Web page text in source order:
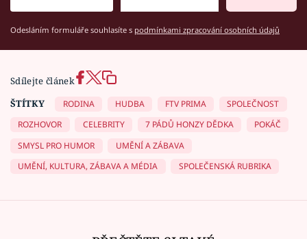
Odesláním formuláře souhlasíte s podmínkami zpracování osobních údajů
Sdílejte článek
ŠTÍTKY
RODINA HUDBA FTV PRIMA
SPOLEČNOST
ROZHOVOR
CELEBRITY 7 PÁDŮ HONZY DĚDKA
POKÁČ
SMYSL PRO HUMOR
UMĚNÍ A ZÁBAVA
UMĚNÍ, KULTURA, ZÁBAVA A MÉDIA
SPOLEČENSKÁ RUBRIKA